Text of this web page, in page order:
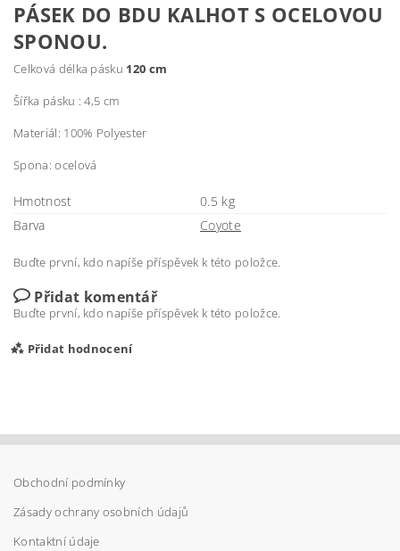
PÁSEK DO BDU KALHOT S OCELOVOU
SPONOU.
Celková délka pásku 120 cm
Šířka pásku : 4,5 cm
Materiál: 100% Polyester
Spona: ocelová
Hmotnost
0.5 kg
Barva
Coyote
Buďte první, kdo napíše příspěvek k této položce.
Přidat komentář
Buďte první, kdo napíše příspěvek k této položce.
Přidat hodnocení
Obchodní podmínky
Zásady ochrany osobních údajů
Kontaktní údaje